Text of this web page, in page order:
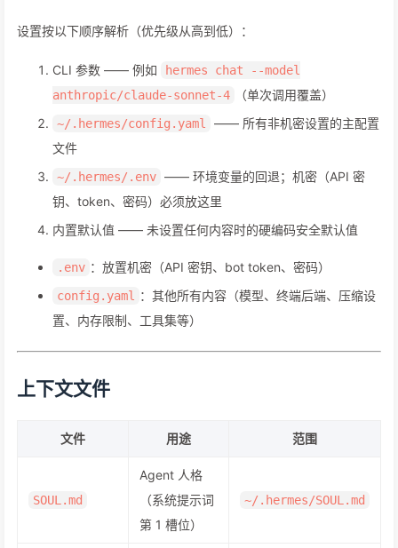
设置按以下顺序解析（优先级从高到低）：
CLI 参数 —— 例如
hermes chat --model
anthropic/claude-sonnet-4
（单次调用覆盖）
~/.hermes/config.yaml
—— 所有非机密设置的主配置
文件
~/.hermes/.env —— 环境变量的回退；机密（API 密
钥、token、密码）必须放这里
内置默认值 —— 未设置任何内容时的硬编码安全默认值
.env ：放置机密（API 密钥、bot token、密码）
config.yaml
：其他所有内容（模型、终端后端、压缩设
置、内存限制、工具集等）
上下文文件
文件 用途 范围
SOUL.md
Agent 人格
（系统提示词
第 1 槽位）
~/.hermes/SOUL.md